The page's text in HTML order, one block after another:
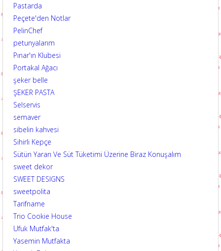
Pastarda
Peçete'den Notlar
PelinChef
petunyalarım
Pınar'ın Klubesi
Portakal Ağacı
şeker belle
ŞEKER PASTA
Selservis
semaver
sibelin kahvesi
Sihirli Kepçe
Sütün Yararı Ve Süt Tüketimi Üzerine Biraz Konuşalım
sweet dekor
SWEET DESIGNS
sweetpolita
Tarifname
Trio Cookie House
Ufuk Mutfak'ta
Yasemin Mutfakta